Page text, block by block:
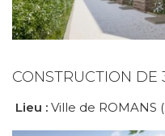
CONSTRUCTION DE
Lieu : Ville de ROMANS